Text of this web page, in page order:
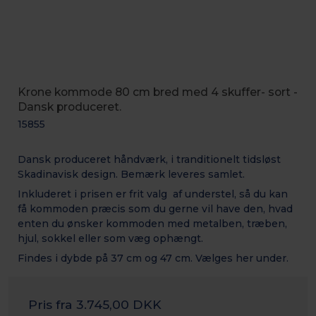
Krone kommode 80 cm bred med 4 skuffer- sort -
Dansk produceret.
15855
Dansk produceret håndværk, i tranditionelt tidsløst
Skadinavisk design. Bemærk leveres samlet.
Inkluderet i prisen er frit valg af understel, så du kan
få kommoden præcis som du gerne vil have den, hvad
enten du ønsker kommoden med metalben, træben,
hjul, sokkel eller som væg ophængt.
Findes i dybde på 37 cm og 47 cm. Vælges her under.
Pris fra 3.745,00 DKK